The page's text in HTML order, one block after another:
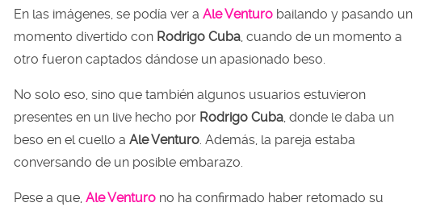
En las imágenes, se podía ver a Ale Venturo bailando y pasando un
momento divertido con Rodrigo Cuba , cuando de un momento a
otro fueron captados dándose un apasionado beso.
No solo eso, sino que también algunos usuarios estuvieron
presentes en un live hecho por Rodrigo Cuba , donde le daba un
beso en el cuello a Ale Venturo . Además, la pareja estaba
conversando de un posible embarazo.
Pese a que, Ale Venturo no ha confirmado haber retomado su